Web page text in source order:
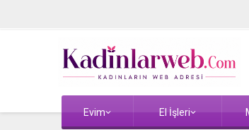
Evim El İşleri